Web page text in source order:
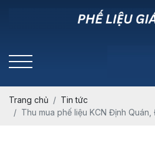
Trang chủ
Tin tức
Thu mua phế liệu KCN Định Quán,